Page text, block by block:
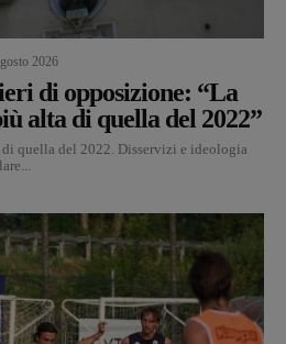
2026
di opposizione: “La
alta di quella del 2022”
quella del 2022. Disservizi e ideologia